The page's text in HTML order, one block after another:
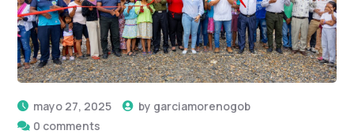
mayo 27, 2025 by garciamorenogob
0 comments